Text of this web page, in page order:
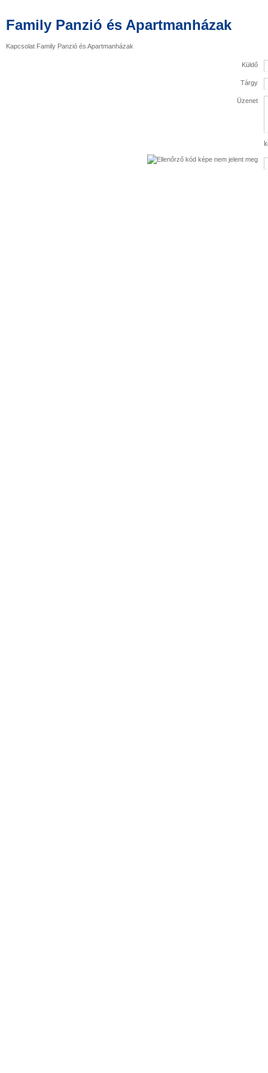
Family Panzió és Apartmanházak
Kapcsolat Family Panzió és Apartmanházak
Küldő
Tárgy
Üzenet